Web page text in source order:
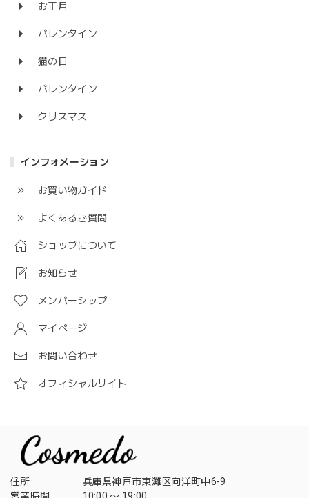
お正月
バレンタイン
猫の日
バレンタイン
クリスマス
インフォメーション
お買い物ガイド
よくあるご質問
ショップについて
お知らせ
メンバーシップ
マイページ
お問い合わせ
オフィシャルサイト
住所
兵庫県神戸市東灘区向洋町中6-9